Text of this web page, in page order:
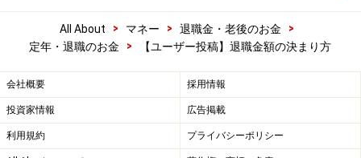
All About > マネー > 退職金・老後のお金
>
定年・退職のお金
> 【ユーザー投稿】退職金額の決まり方
会社概要 採用情報
投資家情報 広告掲載
利用規約 プライバシーポリシー